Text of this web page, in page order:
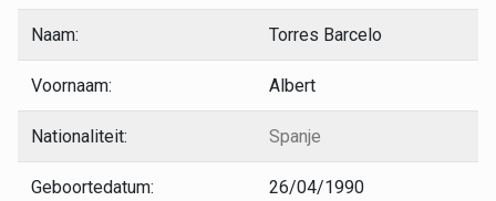
Naam: Torres Barcelo
Voornaam: Albert
Nationaliteit: Spanje
Geboortedatum: 26/04/1990